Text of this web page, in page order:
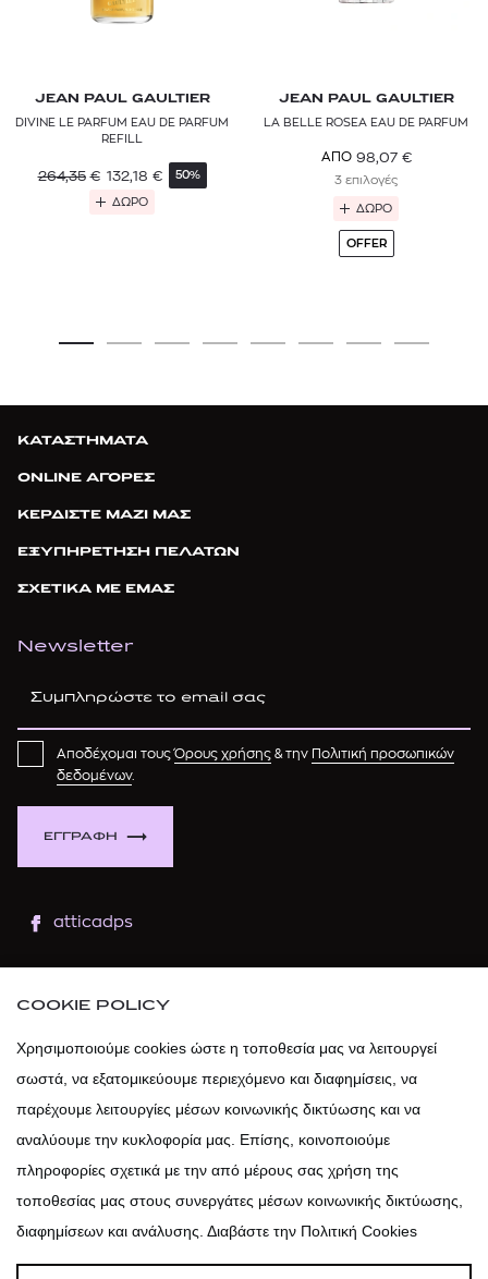
JEAN PAUL GAULTIER
DIVINE LE PARFUM EAU DE PARFUM
REFILL
264,35 € 132,18 € 50%
ΔΩΡΟ
JEAN PAUL GAULTIER
LA BELLE ROSEA EAU DE PARFUM
ΑΠΟ 98,07 €
3 επιλογές
ΔΩΡΟ
OFFER
ΚΑΤΑΣΤΗΜΑΤΑ
ONLINE ΑΓΟΡΕΣ
ΚΕΡΔΙΣΤΕ ΜΑΖΙ ΜΑΣ
ΕΞΥΠΗΡΕΤΗΣΗ ΠΕΛΑΤΩΝ
ΣΧΕΤΙΚΑ ΜΕ ΕΜΑΣ
Newsletter
ΕΓΓΡΑΦΗ
Αποδέχομαι τουςΌρους χρήσης & την
Πολιτική προσωπικών
δεδομένων.
atticadps
atticadps
COOKIE POLICY
Χρησιμοποιούμε cookies ώστε η τοποθεσία μας να λειτουργεί
σωστά, να εξατομικεύουμε περιεχόμενο και διαφημίσεις, να
παρέχουμε λειτουργίες μέσων κοινωνικής δικτύωσης και να
αναλύουμε την κυκλοφορία μας. Επίσης, κοινοποιούμε
πληροφορίες σχετικά με την από μέρους σας χρήση της
τοποθεσίας μας στους συνεργάτες μέσων κοινωνικής δικτύωσης,
διαφημίσεων και ανάλυσης. Διαβάστε την Πολιτική Cookies